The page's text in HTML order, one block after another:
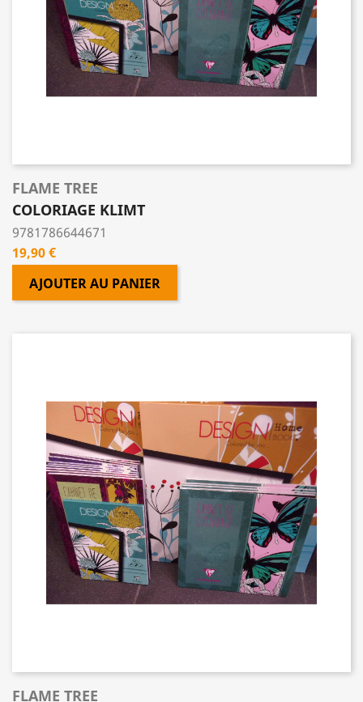
FLAME TREE
COLORIAGE KLIMT
9781786644671
Prix
19,90 €
AJOUTER AU PANIER
FLAME TREE